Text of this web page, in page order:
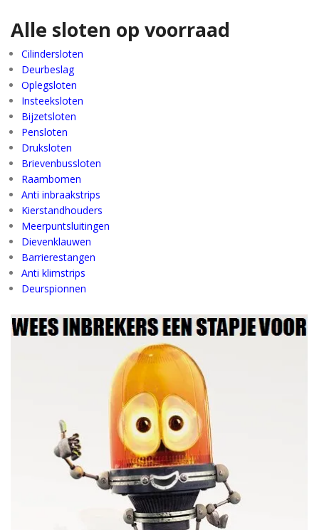
Alle sloten op voorraad
Cilindersloten
Deurbeslag
Oplegsloten
Insteeksloten
Bijzetsloten
Pensloten
Druksloten
Brievenbussloten
Raambomen
Anti inbraakstrips
Kierstandhouders
Meerpuntsluitingen
Dievenklauwen
Barrierestangen
Anti klimstrips
Deurspionnen